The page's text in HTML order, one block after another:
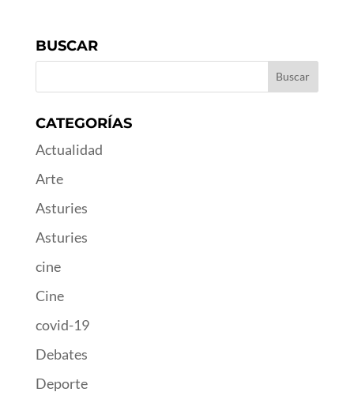
BUSCAR
CATEGORÍAS
Actualidad
Arte
Asturies
Asturies
cine
Cine
covid-19
Debates
Deporte